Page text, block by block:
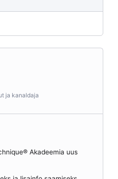
ja kanaldaja
Akadeemia uus